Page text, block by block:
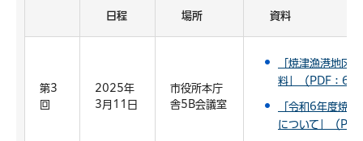
日程 場所 資料
第3
回
2025年
3月11日
市役所本庁
舎5B会議室
「焼津漁港地区
料」（PDF：
「令和6年度焼
について」（